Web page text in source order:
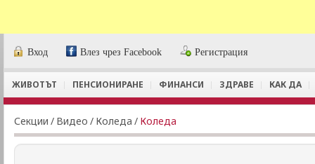
Вход Влез чрез Facebook Регистрация
ЖИВОТЪТ ПЕНСИОНИРАНЕ ФИНАНСИ ЗДРАВЕ КАК ДА
Секции / Видеo / Коледа / Коледа